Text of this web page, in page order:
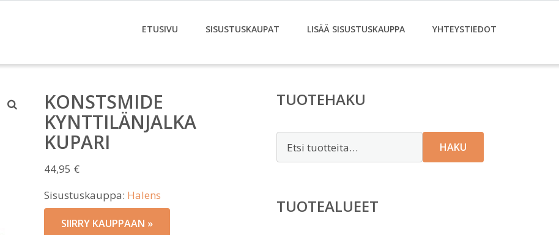
ETUSIVU SISUSTUSKAUPAT LISÄÄ SISUSTUSKAUPPA YHTEYSTIEDOT
KONSTSMIDE
KYNTTILÄNJALKA
KUPARI
44,95 €
Sisustuskauppa: Halens
SIIRRY KAUPPAAN »
TUOTEHAKU
HAKU
TUOTEALUEET